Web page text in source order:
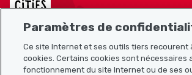
Plan du site
Paramètres de
Ce site Internet et ses outils tiers recourent
cookies. Certains cookies sont nécessaires
fonctionnement du site Internet ou de ses